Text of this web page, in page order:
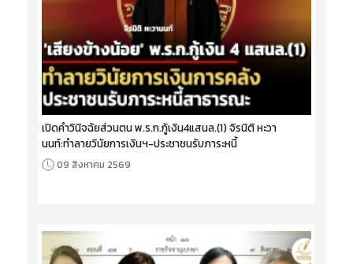
เปิดคำวินิจฉัยส่วนตน พ.ร.ก.กู้เงิน4แสนล.(1) จิรนิติ หะวา
นนท์:ทำลายวินัยการเงินฯ-ประชาชนรับภาระหนี้
09 สิงหาคม 2569